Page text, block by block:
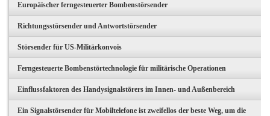
Europäischer ferngesteuerter Bombenstörsender
Richtungsstörsender und Antwortstörsender
Störsender für US-Militärkonvois
Ferngesteuerte Bombenstörtechnologie für militärische Operationen
Einflussfaktoren des Handysignalstörers im Innen- und Außenbereich
Ein Signalstörsender für Mobiltelefone ist zweifellos der beste Weg, um die